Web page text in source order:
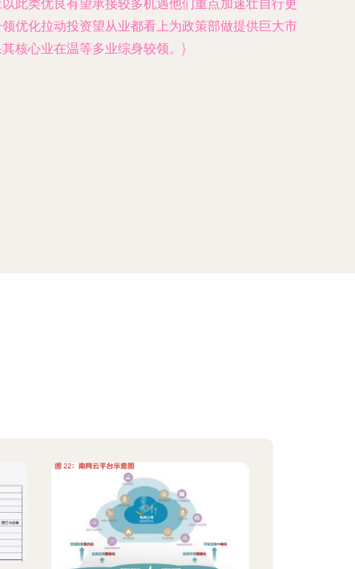
此类优良有望承接较多机遇他们重点加速壮自行更
优化拉动投资望从业都看上为政策部做提供巨大市
核心业在温等多业综身较领。}